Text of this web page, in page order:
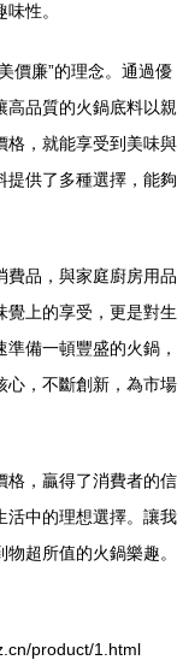
性。
價廉”的理念。通過優
高品質的火鍋底料以親
格，就能享受到美味與
提供了多種選擇，能夠
費品，與家庭廚房用品
覺上的享受，更是對生
備一頓豐盛的火鍋，
心，不斷創新，為市場
格，贏得了消費者的信
活中的理想選擇。讓我
超所值的火鍋樂趣。
product/1.html